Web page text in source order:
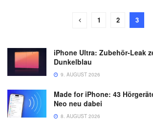
1 2 3
iPhone Ultra: Zubehör-Leak
Dunkelblau
9. AUGUST 2026
Made for iPhone: 43
Neo neu dabei
8. AUGUST 2026